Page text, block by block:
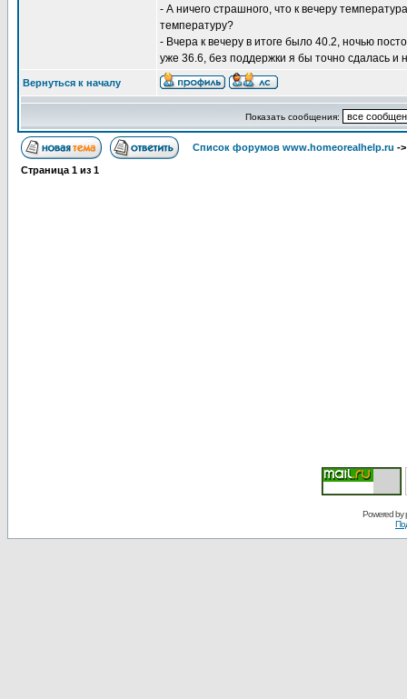
- А ничего страшного, что к вечеру
температуру?
- Вчера к вечеру в итоге было 40.2, ночью
уже 36.6, без поддержки я бы точно сдалась и
Вернуться к началу
Показать сообщения:
Список форумов www.homeorealhelp.ru -
Страница 1 из 1
Powered by